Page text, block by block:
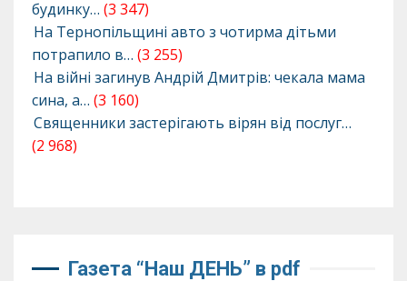
будинку… (3 347)
На Тернопільщині авто з чотирма дітьми
потрапило в… (3 255)
На війні загинув Андрій Дмитрів: чекала мама
сина, а… (3 160)
Священники застерігають вірян від послуг…
(2 968)
Газета “Наш ДЕНЬ” в pdf